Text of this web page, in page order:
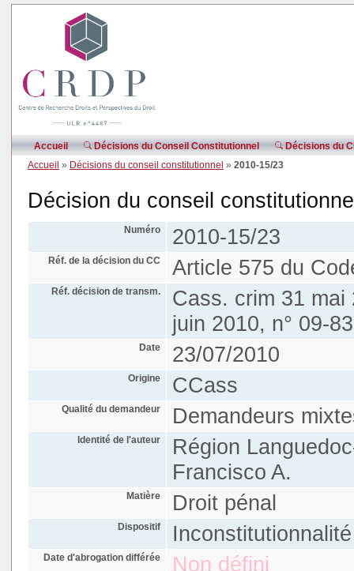
Accueil Décisions du Conseil Constitutionnel
Décisions du
Accueil » Décisions du conseil constitutionnel » 2010-15/23
Décision du conseil
Numéro 2010-15/23
Réf. de la décision du CC Article 575 du
Réf. décision de transm.
Cass. crim 31 mai
juin 2010, n° 09-
Date 23/07/2010
Origine CCass
Qualité du demandeur Demandeurs
Identité de l'auteur
Région
Francisco A.
Matière Droit pénal
Dispositif
Date d'abrogation différée Non défini